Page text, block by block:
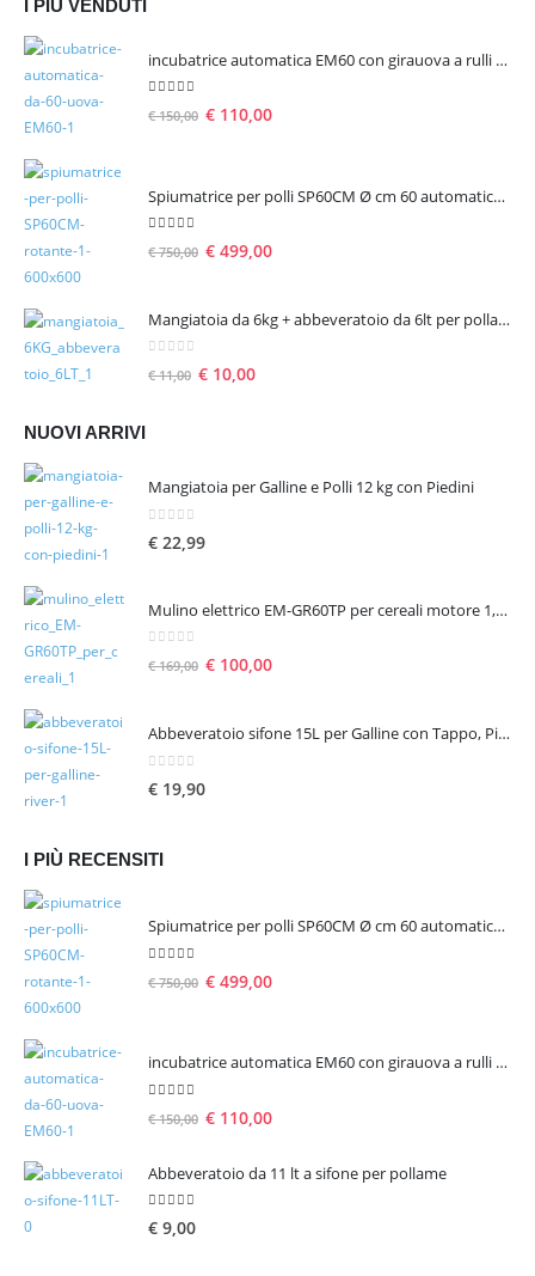
I PIÙ VENDUTI
incubatrice automatica EM60 con girauova a rulli per 60 uova
Su 5
€150,00 € 110,00
Spiumatrice per polli SP60CM Ø cm 60 automatica rotante
Su 5
€750,00 € 499,00
Mangiatoia da 6kg + abbeveratoio da 6lt per pollame
€11,00 € 10,00
NUOVI ARRIVI
Mangiatoia per Galline e Polli 12 kg con Piedini
€ 22,99
Mulino elettrico EM-GR60TP per cereali motore 1,6 hp 1300 W – seconda scelta
€169,00 € 100,00
Abbeveratoio sifone 15L per Galline con Tappo, Piedini e Manico
€ 19,90
I PIÙ RECENSITI
Spiumatrice per polli SP60CM Ø cm 60 automatica rotante
€750,00 € 499,00
incubatrice automatica EM60 con girauova a rulli per 60 uova
€150,00 € 110,00
Abbeveratoio da 11 lt a sifone per pollame
5.00 Su 5
€ 9,00